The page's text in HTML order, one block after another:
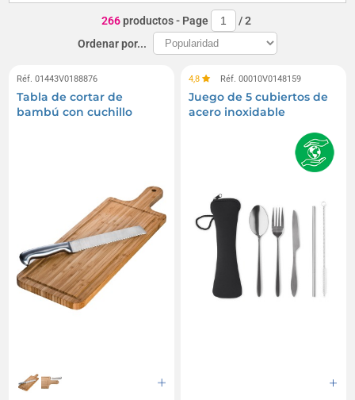
Cuchillos para untar mantequilla
Cuchillos de seguridad
Cuchillos para ostras y lancetas
Cuchillos para carne Cuchillos de pan
Cuchillos para pastel
Cuchillos de cerámica
266productos- Page /2
Ordenar por...
Réf. 01443V0188876
Tabla de cortar de
bambú con cuchillo
4,8 Réf. 00010V0148159
Juego de 5 cubiertos de
acero inoxidable